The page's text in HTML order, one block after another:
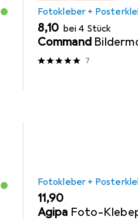
Fotokleber +
EUR
8,10 bei 4 Stück
Command
7
Fotokleber +
EUR
11,90
Agipa Foto-